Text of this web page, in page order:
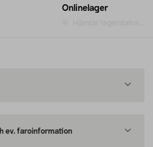
Onlinelager
ev. faroinformation